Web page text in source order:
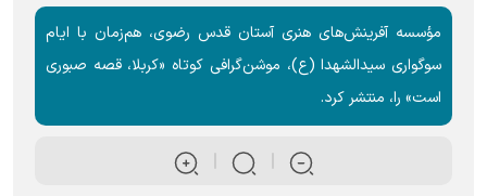
مؤسسه آفرینش‌های هنری آستان قدس رضوی، هم‌زمان با ایام
سوگواری سیدالشهدا (ع)، موشن‌گرافی کوتاه «کربلا، قصه صبوری
است» را، منتشر کرد.